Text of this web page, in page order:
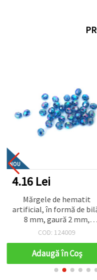
NOU
4.16 Lei
Mărgele de hematit
artificial, în formă de
8 mm, gaură 2 mm,
poliedrice, CURCUBEU -
COD: 124009
Adaugă în Coş